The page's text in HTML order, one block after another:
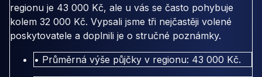
regionu je 43 000 Kč, ale u vás se často pohybuje
kolem 32 000 Kč. Vypsali jsme tři nejčastěji volené
poskytovatele a doplnili je o stručné poznámky.
• Průměrná výše půjčky v regionu: 43 000 Kč.